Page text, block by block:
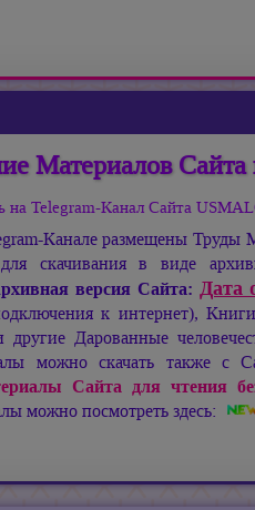
Материалов
на Telegram-Канал Сайта
Канале размещены Труды
для скачивания в виде
версия Сайта: Дата
к интернет),
Дарованные
можно скачать также с
Сайта для чтения
можно посмотреть здесь: